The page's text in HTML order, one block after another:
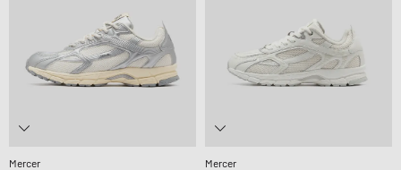
Mercer
Mercer